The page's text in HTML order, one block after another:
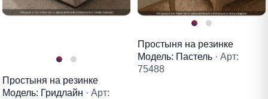
Простыня на резинке
Модель: Гридлайн · Арт:
Простыня на резинке
Модель: Пастель · Арт:
75488